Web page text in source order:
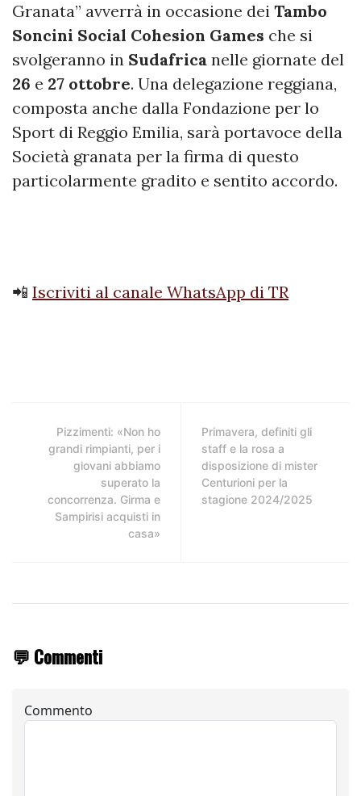
Granata” avverrà in occasione dei Tambo
Soncini Social Cohesion Games che si
svolgeranno in Sudafrica nelle giornate del
26 e 27 ottobre. Una delegazione reggiana,
composta anche dalla Fondazione per lo
Sport di Reggio Emilia, sarà portavoce della
Società granata per la firma di questo
particolarmente gradito e sentito accordo.
📲 Iscriviti al canale WhatsApp di TR
Pizzimenti: «Non ho
grandi rimpianti, per i
giovani abbiamo
superato la
concorrenza. Girma e
Sampirisi acquisti in
casa»
Primavera, definiti gli
staff e la rosa a
disposizione di mister
Centurioni per la
stagione 2024/2025
💬 Commenti